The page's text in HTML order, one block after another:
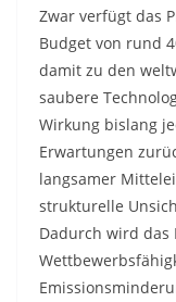
Zwar verfügt das
Budget von rund
damit zu den
saubere
Wirkung bislang
Erwartungen
langsamer
strukturelle
Dadurch wird das